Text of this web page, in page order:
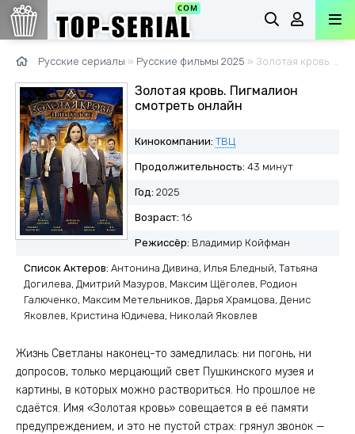
Русские сериалы » Русские фильмы 2025 » Золотая кровь. Пигмалион
Золотая кровь. Пигмалион
смотреть онлайн
Кинокомпании: ТВЦ
Продолжительность: 43 минут
Год: 2025
Возраст: 16
Режиссёр: Владимир Койфман
Список Актеров: Антонина Дивина, Илья Бледный, Татьяна
Догилева, Дмитрий Мазуров, Максим Щёголев, Родион
Галюченко, Максим Метельников, Дарья Храмцова, Денис
Яковлев, Кристина Юдичева, Николай Яковлев
Жизнь Светланы наконец-то замедлилась: ни погонь, ни
допросов, только мерцающий свет Пушкинского музея и
картины, в которых можно раствориться. Но прошлое не
сдаётся. Имя «Золотая кровь» совещается в её памяти
предупреждением, и это не пустой страх: грянул звонок —